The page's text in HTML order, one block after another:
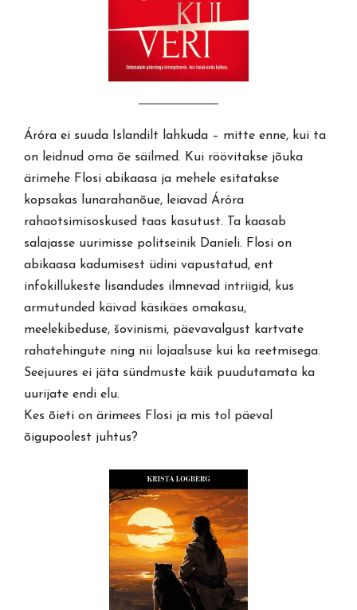
Áróra ei suuda Islandilt lahkuda – mitte enne, kui ta
on leidnud oma õe säilmed. Kui röövitakse jõuka
ärimehe Flosi abikaasa ja mehele esitatakse
kopsakas lunarahanõue, leiavad Áróra
rahaotsimisoskused taas kasutust. Ta kaasab
salajasse uurimisse politseinik Daníeli. Flosi on
abikaasa kadumisest üdini vapustatud, ent
infokillukeste lisandudes ilmnevad intriigid, kus
armutunded käivad käsikäes omakasu,
meelekibeduse, šovinismi, päevavalgust kartvate
rahatehingute ning nii lojaalsuse kui ka reetmisega.
Seejuures ei jäta sündmuste käik puudutamata ka
uurijate endi elu.
Kes õieti on ärimees Flosi ja mis tol päeval
õigupoolest juhtus?